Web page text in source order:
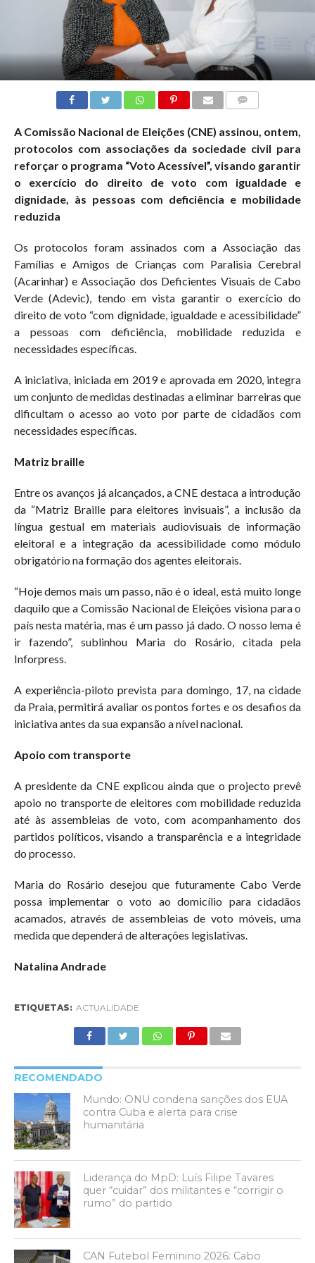
A Comissão Nacional de Eleições (CNE) assinou, ontem,
protocolos com associações da sociedade civil para
reforçar o programa “Voto Acessível”, visando garantir
o exercício do direito de voto com igualdade e
dignidade, às pessoas com deficiência e mobilidade
reduzida
Os protocolos foram assinados com a Associação das
Famílias e Amigos de Crianças com Paralisia Cerebral
(Acarinhar) e Associação dos Deficientes Visuais de Cabo
Verde (Adevic), tendo em vista garantir o exercício do
direito de voto “com dignidade, igualdade e acessibilidade”
a pessoas com deficiência, mobilidade reduzida e
necessidades específicas.
A iniciativa, iniciada em 2019 e aprovada em 2020, integra
um conjunto de medidas destinadas a eliminar barreiras que
dificultam o acesso ao voto por parte de cidadãos com
necessidades específicas.
Matriz braille
Entre os avanços já alcançados, a CNE destaca a introdução
da “Matriz Braille para eleitores invisuais”, a inclusão da
língua gestual em materiais audiovisuais de informação
eleitoral e a integração da acessibilidade como módulo
obrigatório na formação dos agentes eleitorais.
“Hoje demos mais um passo, não é o ideal, está muito longe
daquilo que a Comissão Nacional de Eleições visiona para o
país nesta matéria, mas é um passo já dado. O nosso lema é
ir fazendo”, sublinhou Maria do Rosário, citada pela
Inforpress.
A experiência-piloto prevista para domingo, 17, na cidade
da Praia, permitirá avaliar os pontos fortes e os desafios da
iniciativa antes da sua expansão a nível nacional.
Apoio com transporte
A presidente da CNE explicou ainda que o projecto prevê
apoio no transporte de eleitores com mobilidade reduzida
até às assembleias de voto, com acompanhamento dos
partidos políticos, visando a transparência e a integridade
do processo.
Maria do Rosário desejou que futuramente Cabo Verde
possa implementar o voto ao domicílio para cidadãos
acamados, através de assembleias de voto móveis, uma
medida que dependerá de alterações legislativas.
Natalina Andrade
ETIQUETAS: ACTUALIDADE
RECOMENDADO
Mundo: ONU condena sanções dos EUA
contra Cuba e alerta para crise
humanitária
Liderança do MpD: Luís Filipe Tavares
quer “cuidar” dos militantes e “corrigir o
rumo” do partido
CAN Futebol Feminino 2026: Cabo